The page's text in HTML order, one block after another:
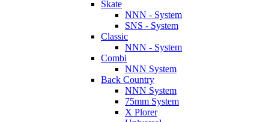
Skate
NNN - System
SNS - System
Classic
NNN - System
Combi
NNN System
Back Country
NNN System
75mm System
X Plorer